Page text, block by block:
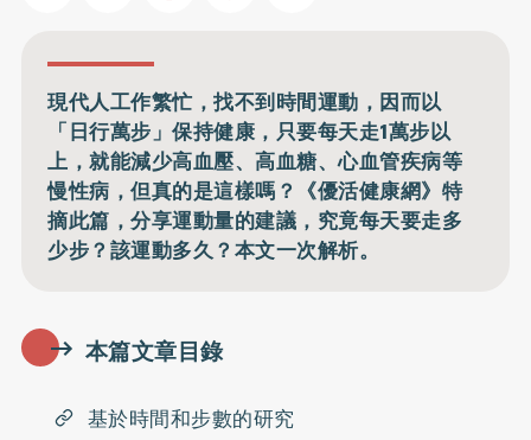
現代人工作繁忙，找不到時間運動，因而以
「日行萬步」保持健康，只要每天走1萬步以
上，就能減少高血壓、高血糖、心血管疾病等
慢性病，但真的是這樣嗎？《優活健康網》特
摘此篇，分享運動量的建議，究竟每天要走多
少步？該運動多久？本文一次解析。
本篇文章目錄
基於時間和步數的研究